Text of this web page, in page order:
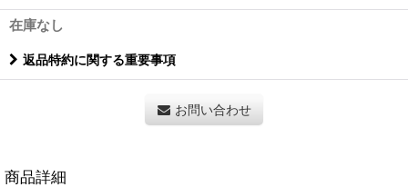
在庫なし
返品特約に関する重要事項
お問い合わせ
商品詳細